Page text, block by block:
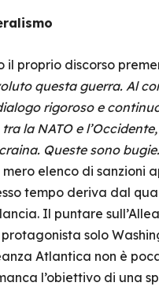
il proprio discorso
questa guerra. Al
rigoroso e
la NATO e
Queste sono
mero elenco di sanzioni
tempo deriva dal
Il puntare
solo
Atlantica non è
l’obiettivo di una